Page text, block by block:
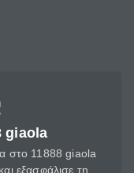
giaola
στο 11888 giaola
εξασφάλισε τη